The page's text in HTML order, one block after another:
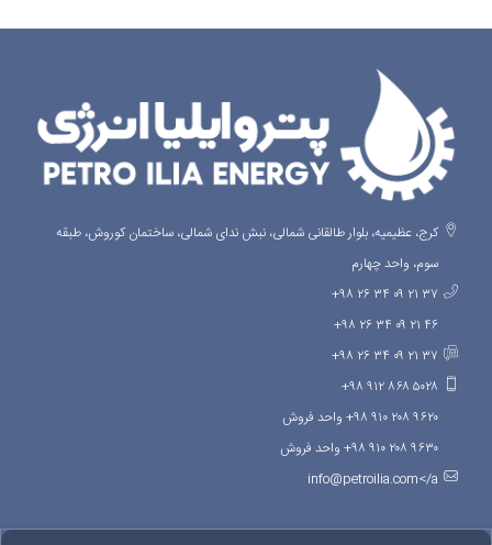
کرج، عظیمیه، بلوار طالقانی شمالی، نبش ندای شمالی، ساختمان کوروش، طبقه
سوم، واحد چهارم
۳۷ ۲۱ ۰۹ ۳۴ ۲۶ ۹۸+
۴۶ ۲۱ ۰۹ ۳۴ ۲۶ ۹۸+
۳۷ ۲۱ ۰۹ ۳۴ ۲۶ ۹۸+
۵۰۲۸ ۸۶۸ ۹۱۲ ۹۸+
۹۶۲۰ ۲۰۸ ۹۱۰ ۹۸+ واحد فروش
۹۶۳۰ ۲۰۸ ۹۱۰ ۹۸+ واحد فروش
info@petroilia.com</a